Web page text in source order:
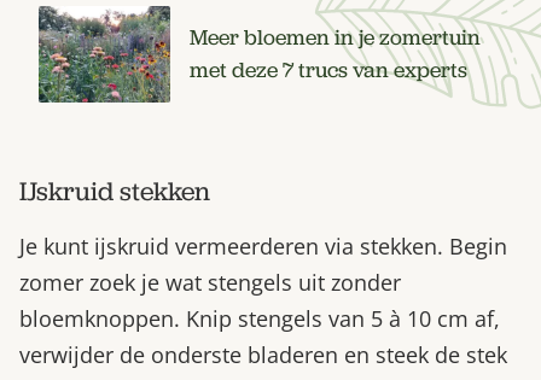
Meer bloemen in je zomertuin
met deze 7 trucs van experts
IJskruid stekken
Je kunt ijskruid vermeerderen via stekken. Begin
zomer zoek je wat stengels uit zonder
bloemknoppen. Knip stengels van 5 à 10 cm af,
verwijder de onderste bladeren en steek de stek